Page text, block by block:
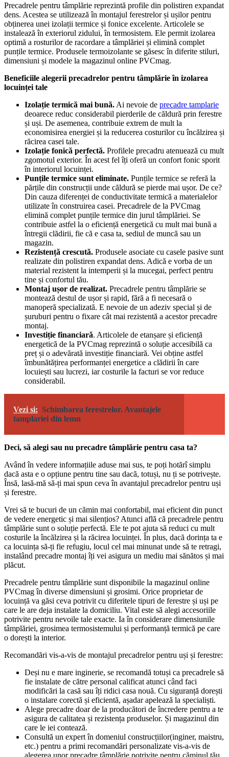
Precadrele pentru tâmplărie reprezintă profile din polistiren expandat
dens. Acestea se utilizează în montajul ferestrelor și ușilor pentru
obținerea unei izolații termice și fonice excelente. Articolele se
instalează în exteriorul zidului, în termosistem. Ele permit izolarea
optimă a rosturilor de racordare a tâmplăriei și elimină complet
punțile termice. Produsele termoizolante se găsesc în diferite stiluri,
dimensiuni și modele la magazinul online PVCmag.
Beneficiile alegerii precadrelor pentru tâmplărie în izolarea
locuinței tale
Izolație termică mai bună. Ai nevoie de precadre tamplarie
deoarece reduc considerabil pierderile de căldură prin ferestre
și uși. De asemenea, contribuie extrem de mult la
economisirea energiei și la reducerea costurilor cu încălzirea și
răcirea casei tale.
Izolație fonică perfectă. Profilele precadru atenuează cu mult
zgomotul exterior. În acest fel îți oferă un confort fonic sporit
în interiorul locuinței.
Punțile termice sunt eliminate. Punțile termice se referă la
părțile din construcții unde căldură se pierde mai ușor. De ce?
Din cauza diferenței de conductivitate termică a materialelor
utilizate în construirea casei. Precadrele de la PVCmag
elimină complet punțile termice din jurul tâmplăriei. Se
contribuie astfel la o eficiență energetică cu mult mai bună a
întregii clădirii, fie că e casa ta, sediul de muncă sau un
magazin.
Rezistență crescută. Produsele asociate cu casele pasive sunt
realizate din polistiren expandat dens. Adică e vorba de un
material rezistent la intemperii și la mucegai, perfect pentru
tine și confortul tău.
Montaj ușor de realizat. Precadrele pentru tâmplărie se
montează destul de ușor și rapid, fără a fi necesară o
manoperă specializată. E nevoie de un adeziv special și de
șuruburi pentru o fixare cât mai rezistentă a acestor precadre
montaj.
Investiție financiară. Articolele de etanșare și eficiență
energetică de la PVCmag reprezintă o soluție accesibilă ca
preț și o adevărată investiție financiară. Vei obține astfel
îmbunătățirea performanței energetice a clădirii în care
locuiești sau lucrezi, iar costurile la facturi se vor reduce
considerabil.
Vezi si: Schimbarea ferestrelor. Avantajele
tamplariei din lemn
Deci, să alegi sau nu precadre tâmplărie pentru casa ta?
Având în vedere informațiile aduse mai sus, te poți hotărî simplu
dacă asta e o opțiune pentru tine sau dacă, totuși, nu ți se potrivește.
Însă, lasă-mă să-ți mai spun ceva în avantajul precadrelor pentru uși
și ferestre.
Vrei să te bucuri de un cămin mai confortabil, mai eficient din punct
de vedere energetic și mai silențios? Atunci află că precadrele pentru
tâmplărie sunt o soluție perfectă. Ele te pot ajuta să reduci cu mult
costurile la încălzirea și la răcirea locuinței. În plus, dacă dorința ta e
ca locuința să-ți fie refugiu, locul cel mai minunat unde să te retragi,
instalând precadre montaj îți vei asigura un mediu mai sănătos și mai
plăcut.
Precadrele pentru tâmplărie sunt disponibile la magazinul online
PVCmag în diverse dimensiuni și grosimi. Orice proprietar de
locuință va găsi ceva potrivit cu diferitele tipuri de ferestre și uși pe
care le are deja instalate la domiciliu. Vital este să alegi accesoriile
potrivite pentru nevoile tale exacte. Ia în considerare dimensiunile
tâmplăriei, grosimea termosistemului și performanță termică pe care
o dorești la interior.
Recomandări vis-a-vis de montajul precadrelor pentru uși și ferestre:
Deși nu e mare inginerie, se recomandă totuși ca precadrele să
fie instalate de către personal calificat atunci când faci
modificări la casă sau îți ridici casa nouă. Cu siguranță dorești
o instalare corectă și eficientă, așadar apelează la specialiști.
Alege precadre doar de la producători de încredere pentru a te
asigura de calitatea și rezistența produselor. Și magazinul din
care le iei contează.
Consultă un expert în domeniul construcțiilor(inginer, maistru,
etc.) pentru a primi recomandări personalizate vis-a-vis de
alegerea unor precadre tâmplărie potrivite pentru căminul tău.